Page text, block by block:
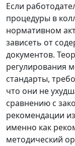
Если
процедуры в
нормативном
зависеть от
документов.
регулирования
стандарты,
что они не
сравнению с
рекомендации
именно как
методический